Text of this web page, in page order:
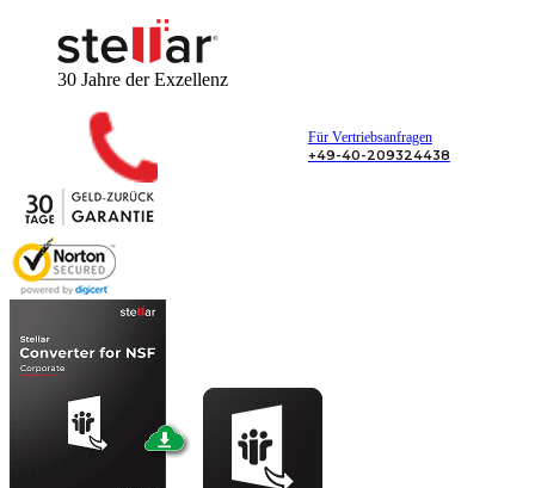
30 Jahre der Exzellenz
Für Vertriebsanfragen
+49-40-209324438